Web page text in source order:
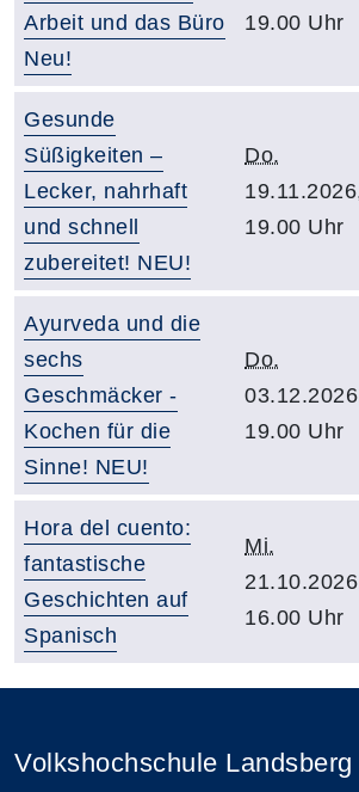
Arbeit und das Büro
Neu!
19.00 Uhr
Gesunde
Süßigkeiten –
Lecker, nahrhaft
und schnell
zubereitet! NEU!
Do.
19.00 Uhr
Ayurveda und die
sechs
Geschmäcker -
Kochen für die
Sinne! NEU!
Do.
19.00 Uhr
Hora del cuento:
fantastische
Geschichten auf
Spanisch
Mi.
16.00 Uhr
Volkshochschule Landsberg